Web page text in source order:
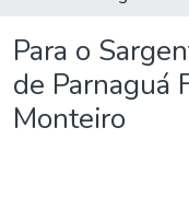
Para o
de Parnaguá
Monteiro